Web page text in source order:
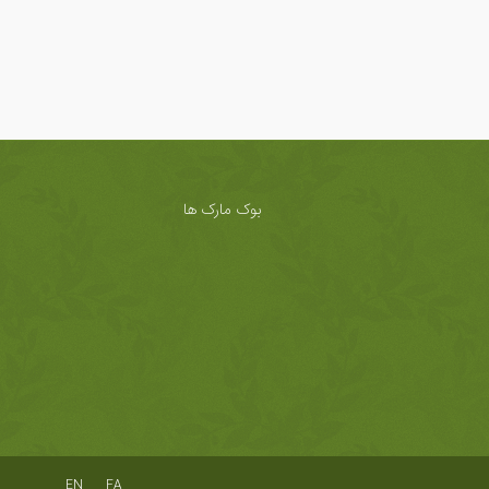
بوک مارک ها